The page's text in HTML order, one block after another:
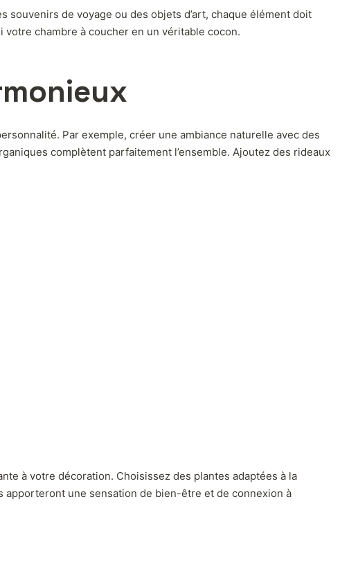
de voyage ou des objets d’art, chaque élément doit
chambre à coucher en un véritable cocon.
Par exemple, créer une ambiance naturelle avec des
complètent parfaitement l’ensemble. Ajoutez des rideaux
à votre décoration. Choisissez des plantes adaptées à la
apporteront une sensation de bien-être et de connexion à